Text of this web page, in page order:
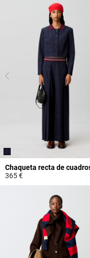
Chaqueta recta de
365 €